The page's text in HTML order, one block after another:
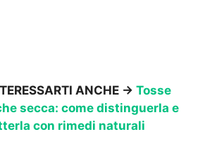
ANCHE -> Tosse
secca: come distinguerla e
con rimedi naturali